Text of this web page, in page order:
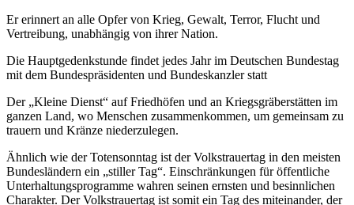
Er erinnert an alle Opfer von Krieg, Gewalt, Terror, Flucht und
Vertreibung, unabhängig von ihrer Nation.
Die Hauptgedenkstunde findet jedes Jahr im Deutschen Bundestag
mit dem Bundespräsidenten und Bundeskanzler statt
Der „Kleine Dienst“ auf Friedhöfen und an Kriegsgräberstätten im
ganzen Land, wo Menschen zusammenkommen, um gemeinsam zu
trauern und Kränze niederzulegen.
Ähnlich wie der Totensonntag ist der Volkstrauertag in den meisten
Bundesländern ein „stiller Tag“. Einschränkungen für öffentliche
Unterhaltungsprogramme wahren seinen ernsten und besinnlichen
Charakter. Der Volkstrauertag ist somit ein Tag des miteinander, der